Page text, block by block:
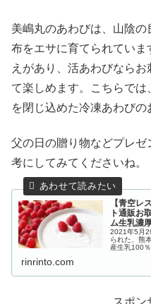
美嶋丸のあわびは、山陰
布をエサに育てられてい
えがあり、活あわびなら
て楽しめます。こちらで
を閉じ込めた冷凍あわびの
父の日の贈り物などプレ
考にしてみてくださいね。
【青空レ
ト通販お
ム生乳濃
2021年5月
られた、熊
産生乳100
rinrinto.com